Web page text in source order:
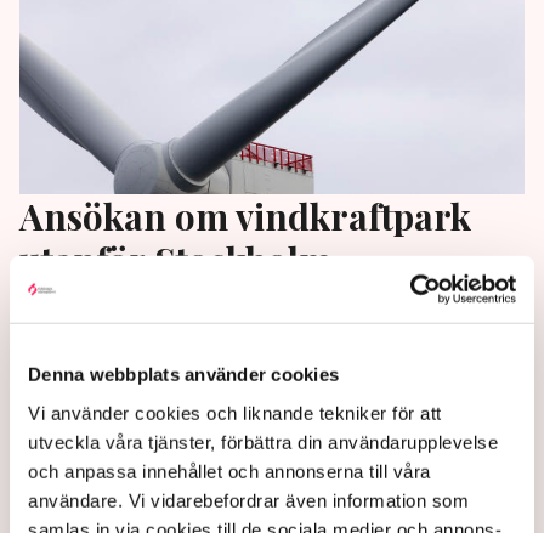
Denna webbplats använder cookies
Vi använder cookies och liknande tekniker för att
utveckla våra tjänster, förbättra din användarupplevelse
och anpassa innehållet och annonserna till våra
användare. Vi vidarebefordrar även information som
Ansökan om vindkraftpark
utanför Stockholm
Norska Statkraft har lämnat in en ansökan om
cirka tio mil öster om Stockholm till regeringen,
skriver bolaget i ett pressmeddelande.
1 year ago | Av: TT